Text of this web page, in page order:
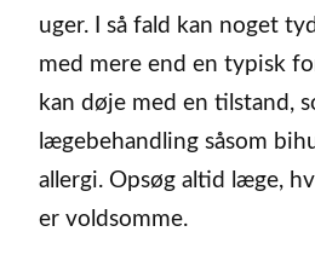
uger. I så fald kan noget
med mere end en typisk
kan døje med en tilstand,
lægebehandling såsom
allergi. Opsøg altid læge,
er voldsomme.